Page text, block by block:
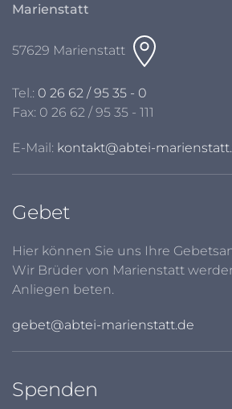
Marienstatt
57629 Marienstatt
Tel.: 0 26 62 / 95 35 - 0
Fax: 0 26 62 / 95 35 - 111
E-Mail: kontakt@abtei-
Gebet
Hier können Sie uns Ihre
Wir Brüder von Marienstatt
Anliegen beten.
gebet@abtei-marienstatt.de
Spenden